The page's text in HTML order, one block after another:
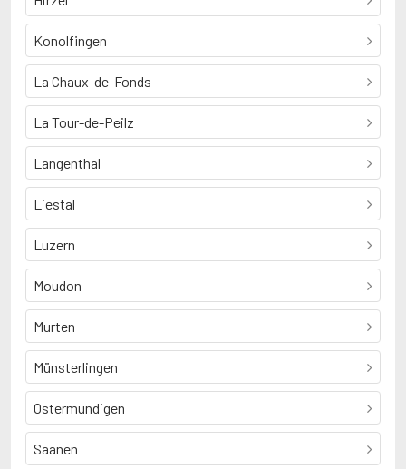
Konolfingen
La Chaux-de-Fonds
La Tour-de-Peilz
Langenthal
Liestal
Luzern
Moudon
Murten
Münsterlingen
Ostermundigen
Saanen